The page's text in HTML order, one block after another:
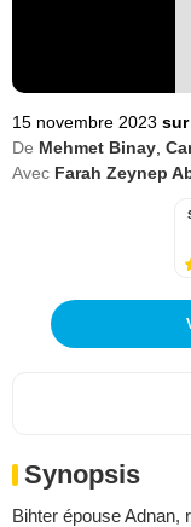
15 novembre 2023 sur
De Mehmet Binay
Avec Farah Zeynep
Synopsis
Bihter épouse Adnan,